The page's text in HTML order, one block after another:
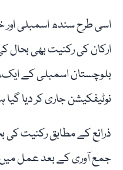
ارکان کی رکنیت بھی بحال
بلوچستان اسمبلی کے ایک،
نوٹیفکیشن جاری کر دیا گیا
ذرائع کے مطابق رکنیت کی
جمع آوری کے بعد عمل